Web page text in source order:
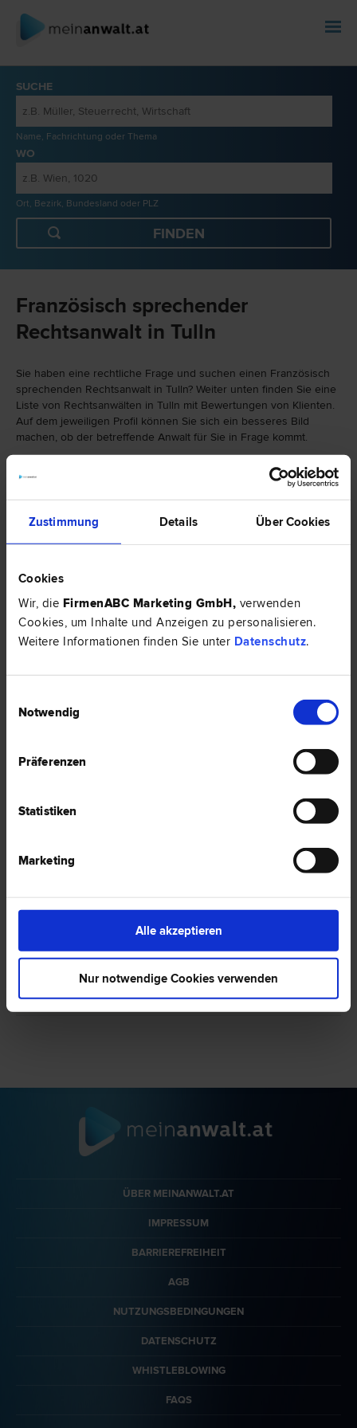
Zustimmung Details Über Cookies
Cookies
Wir, die FirmenABC Marketing GmbH, verwenden
Cookies, um Inhalte und Anzeigen zu personalisieren.
Weitere Informationen finden Sie unter Datenschutz.
Notwendig
Präferenzen
Statistiken
Marketing
Alle akzeptieren
Nur notwendige Cookies verwenden
SUCHE
Name, Fachrichtung oder Thema
WO
Ort, Bezirk, Bundesland oder PLZ
Französisch sprechender
Rechtsanwalt in Tulln
Sie haben eine rechtliche Frage und suchen einen Französisch
sprechenden Rechtsanwalt in Tulln? Weiter unten finden Sie eine
Liste von Rechtsanwälten in Tulln mit Bewertungen von Klienten.
Auf dem jeweiligen Profil können Sie sich ein besseres Bild
machen, ob der betreffende Anwalt für Sie in Frage kommt.
Falls Sie einen Rechtsanwalt in Tulln mit einer bestimmten
Spezialisierung suchen, finden Sie hier eine Auswahl von
Rechtsbereichen:
Französisch in Tulln
Schadenersatz- und Gewährleistungs­recht | Vertrags­recht | Erb­
recht | Familien­recht | Mediation | Miet­recht | Scheidungs­recht |
0 Bewertungen
ÜBER MEINANWALT.AT
IMPRESSUM
BARRIEREFREIHEIT
AGB
NUTZUNGSBEDINGUNGEN
DATENSCHUTZ
WHISTLEBLOWING
FAQS